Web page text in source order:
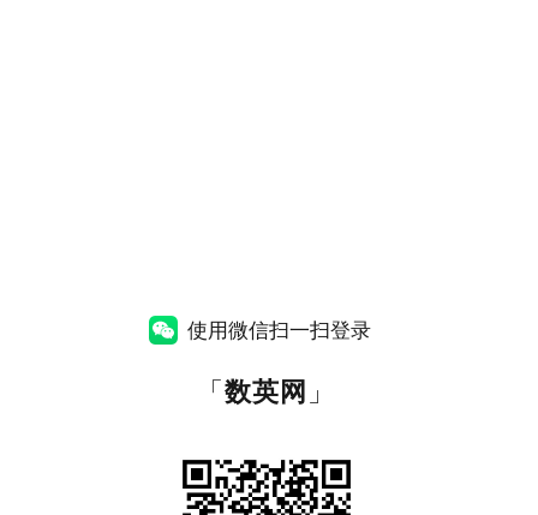
使用微信扫一扫登录
「数英网 」